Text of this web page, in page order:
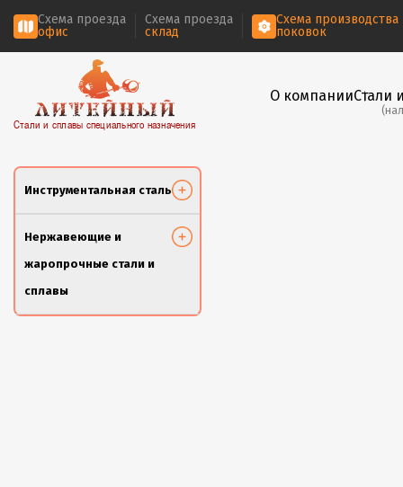
Схема проезда
офис
Схема проезда
склад
Схема производства
поковок
Стали и сплавы специального назначения
О компанииСтали
Инструментальная сталь
Нержавеющие и
жаропрочные стали и
сплавы